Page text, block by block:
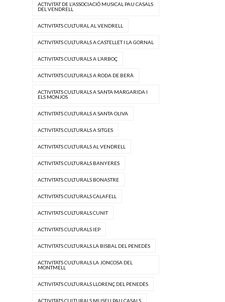
ACTIVITAT DE L'ASSOCIACIÓ MUSICAL PAU CASALS
DEL VENDRELL
ACTIVITATS CULTURAL AL VENDRELL
ACTIVITATS CULTURALS A CASTELLET I LA GORNAL
ACTIVITATS CULTURALS A L'ARBOÇ
ACTIVITATS CULTURALS A RODA DE BERÀ
ACTIVITATS CULTURALS A SANTA MARGARIDA I
ELS MONJOS
ACTIVITATS CULTURALS A SANTA OLIVA
ACTIVITATS CULTURALS A SITGES
ACTIVITATS CULTURALS AL VENDRELL
ACTIVITATS CULTURALS BANYERES
ACTIVITATS CULTURALS BONASTRE
ACTIVITATS CULTURALS CALAFELL
ACTIVITATS CULTURALS CUNIT
ACTIVITATS CULTURALS IEP
ACTIVITATS CULTURALS LA BISBAL DEL PENEDÈS
ACTIVITATS CULTURALS LA JONCOSA DEL
MONTMELL
ACTIVITATS CULTURALS LLORENÇ DEL PENEDÈS
ACTIVITATS CULTURALS MUSEU PAU CASALS